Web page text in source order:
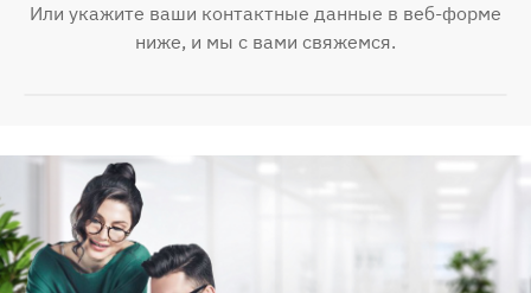
Или укажите ваши контактные данные в веб-форме
ниже, и мы с вами свяжемся.